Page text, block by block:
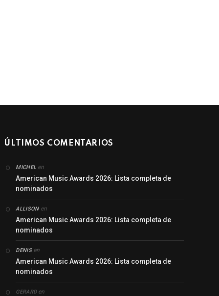
ÚLTIMOS COMENTARIOS
MICHEL en
American Music Awards 2026: Lista completa de
nominados
ALLISONen
American Music Awards 2026: Lista completa de
nominados
DENISen
American Music Awards 2026: Lista completa de
nominados
GERARDen